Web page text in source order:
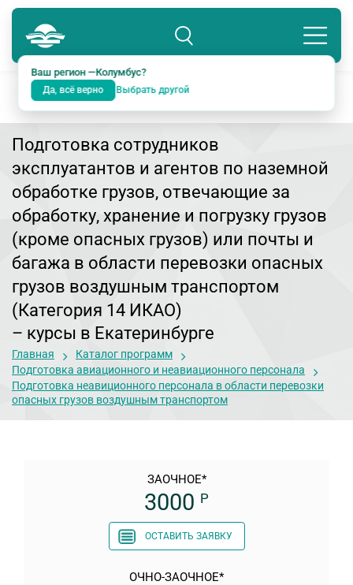
Колумбус
Подразделение: Екатеринбург
Ваш регион —Колумбус?
Да, всё верно Выбрать другой
8 800 234-18-38
Подготовка сотрудников
эксплуатантов и агентов по наземной
обработке грузов, отвечающие за
обработку, хранение и погрузку грузов
(кроме опасных грузов) или почты и
багажа в области перевозки опасных
грузов воздушным транспортом
(Категория 14 ИКАО)
– курсы в Екатеринбурге
Главная
Каталог программ
Подготовка авиационного и неавиационного персонала
Подготовка неавиционного персонала в области перевозки
опасных грузов воздушным транспортом
ЗАОЧНОЕ*
3000 Р
ОСТАВИТЬ ЗАЯВКУ
ОЧНО-ЗАОЧНОЕ*